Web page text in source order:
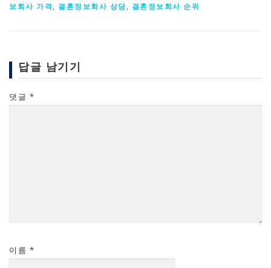
보회사 가격, 결혼정보회사 상담, 결혼정보회사 순위
답글 남기기
댓글 *
이름 *